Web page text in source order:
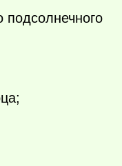
подсолнечного